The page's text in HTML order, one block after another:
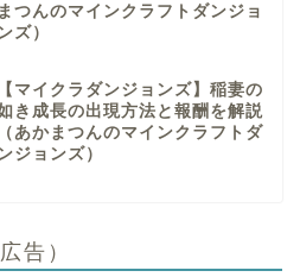
まつんのマインクラフトダンジョ
ンズ）
【マイクラダンジョンズ】稲妻の
き成長の出現方法と報酬を解説
（あかまつんのマインクラフトダ
ンジョンズ）
告）